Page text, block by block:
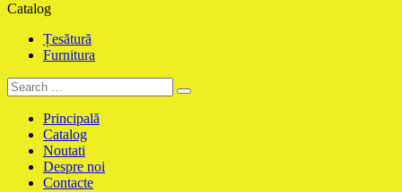
Catalog
Țesătură
Furnitura
Principală
Catalog
Noutati
Despre noi
Contacte